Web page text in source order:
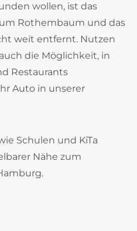
wollen, ist das
Rothembaum und das
weit entfernt. Nutzen
die Möglichkeit, in
Restaurants
Auto in unserer
Schulen und KiTa
Nähe zum